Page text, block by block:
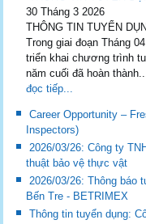
30 Tháng 3 2026
THÔNG TIN TUYỂN
Trong giai đoạn Tháng
triển khai chương trình
năm cuối đã hoàn thành...
đọc tiếp...
Career Opportunity –
Inspectors)
2026/03/26: Công ty
thuật bảo vệ thực vật
2026/03/26: Thông báo
Bến Tre - BETRIMEX
Thông tin tuyển dụng: